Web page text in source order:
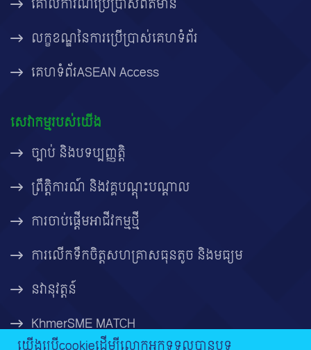
គោលការណ៍ប្រើប្រាស់ព័ត៌មាន
លក្ខខណ្ឌនៃការប្រើប្រាស់គេហទំព័រ
គេហទំព័រASEAN Access
សេវាកម្មរបស់យើង
ច្បាប់ និងបទប្បញ្ញត្តិ
ព្រឹត្តិការណ៍ និងវគ្គបណ្តុះបណ្តាល
ការចាប់ផ្តើមអាជីវកម្មថ្មី
ការលើកទឹកចិត្តសហគ្រាសធុនតូច និងមធ្យម
នវានុវត្តន៍
KhmerSME MATCH